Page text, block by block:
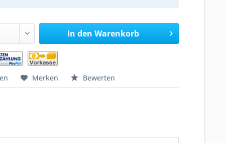
In den Warenkorb
Merken Bewerten